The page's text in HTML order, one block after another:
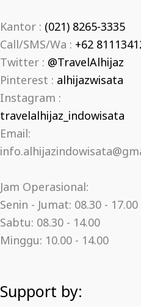
Kantor : (021) 8265-3335
Call/SMS/Wa : +62
Twitter : @TravelAlhijaz
Pinterest : alhijazwisata
Instagram :
travelalhijaz_indowisata
Email:
Jam Operasional:
Senin - Jumat: 08.30 - 17.00
Sabtu: 08.30 - 14.00
Minggu: 10.00 - 14.00
Support by: